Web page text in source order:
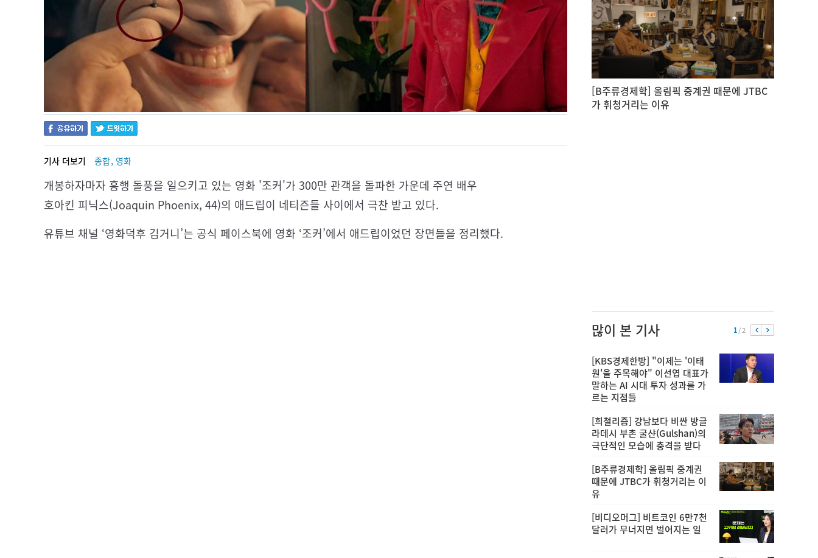
기사 더보기 종합, 영화
개봉하자마자 흥행 돌풍을 일으키고 있는 영화 '조커'가 300만 관객을 돌파한 가운데 주연 배우
호아킨 피닉스(Joaquin Phoenix, 44)의 애드립이 네티즌들 사이에서 극찬 받고 있다.
유튜브 채널 ‘영화덕후 김거니’는 공식 페이스북에 영화 ‘조커’에서 애드립이었던 장면들을 정리했다.
[B주류경제학] 올림픽 중계권 때문에 JTBC
가 휘청거리는 이유
많이 본 기사 1/ 2
[KBS경제한방] "이제는 '이태
원'을 주목해야" 이선엽 대표가
말하는 AI 시대 투자 성과를 가
르는 지점들
[희철리즘] 강남보다 비싼 방글
라데시 부촌 굴샨(Gulshan)의
극단적인 모습에 충격을 받다
[B주류경제학] 올림픽 중계권
때문에 JTBC가 휘청거리는 이
유
[비디오머그] 비트코인 6만7천
달러가 무너지면 벌어지는 일